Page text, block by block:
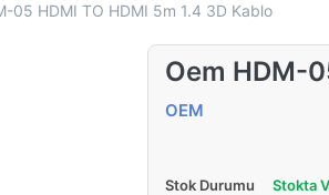
05 HDMI TO HDMI 5m 1.4 3D Kablo
Oem HDM-
OEM
Stok Durumu
Stokta